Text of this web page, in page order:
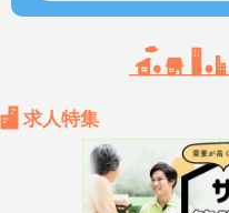
求人特集